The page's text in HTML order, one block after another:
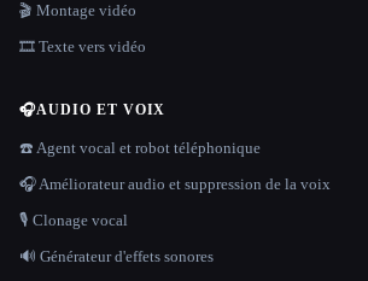
🎬 Montage vidéo
🎞️ Texte vers vidéo
🎧AUDIO ET VOIX
☎️ Agent vocal et robot téléphonique
🎧 Améliorateur audio et suppression de la voix
🎙️ Clonage vocal
🔊 Générateur d'effets sonores